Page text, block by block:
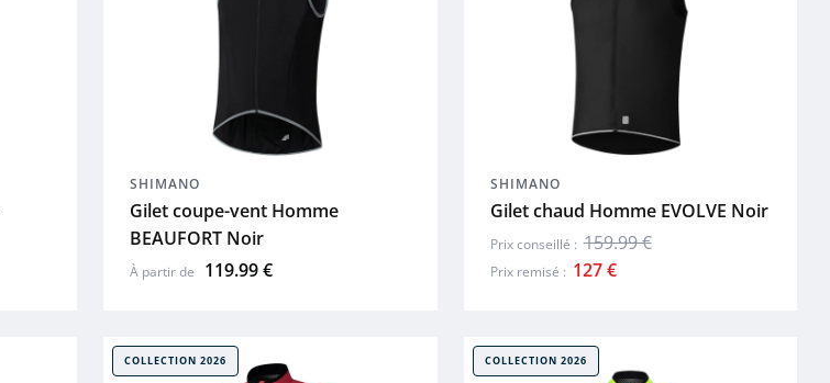
SHIMANO
Gilet coupe-vent Homme
BEAUFORT Noir
À partir de 119.99 €
SHIMANO
Gilet chaud Homme EVOLVE Noir
Prix conseillé : 159.99 €
Prix remisé : 127 €
COLLECTION 2026 COLLECTION 2026